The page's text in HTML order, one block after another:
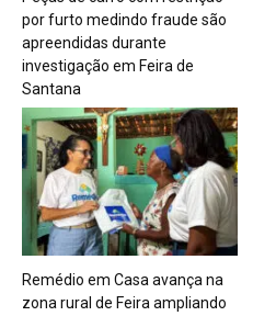
por furto medindo fraude são
apreendidas durante
investigação em Feira de
Santana
Remédio em Casa avança na
zona rural de Feira ampliando